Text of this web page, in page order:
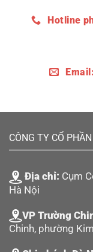
Hotline
Email:
CÔNG TY CỔ
Địa chỉ: Cụm
Hà Nội
VP Trường
Chinh, phường